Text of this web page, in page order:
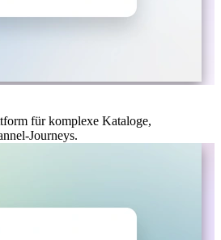
für komplexe Kataloge,
Journeys.